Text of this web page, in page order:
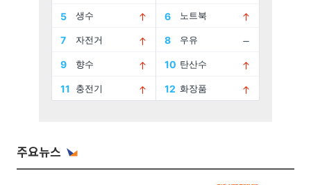
주요뉴스